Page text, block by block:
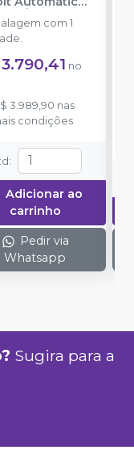
com 1
no
3.989,90 nas
condições
:
Adicionar ao
carrinho
Pedir via
Whatsapp
Sugira para a